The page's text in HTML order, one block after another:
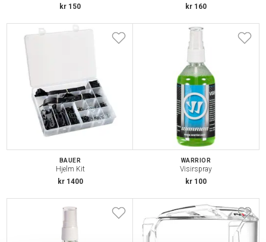
kr 150
kr 160
BAUER
Hjelm Kit
kr 1400
WARRIOR
Visirspray
kr 100